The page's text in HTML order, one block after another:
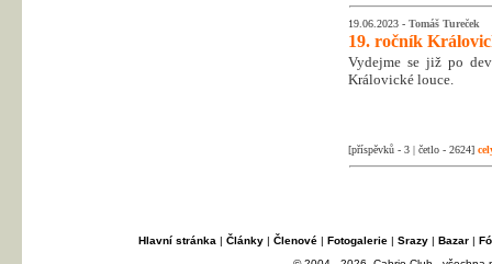
19.06.2023 - Tomáš Tureček
19. ročník
Vydejme se již po
Královické louce.
[příspěvků - 3 | četlo - 2624]
Hlavní stránka | Články| Členové| Fotogalerie| Srazy| Bazar|